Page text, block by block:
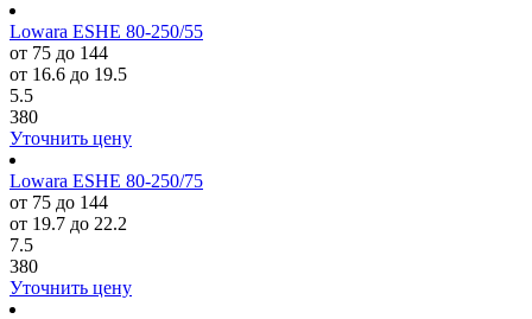
Lowara ESHE 80-250/55
от 75 до 144
от 16.6 до 19.5
5.5
380
Уточнить цену
Lowara ESHE 80-250/75
от 75 до 144
от 19.7 до 22.2
7.5
380
Уточнить цену